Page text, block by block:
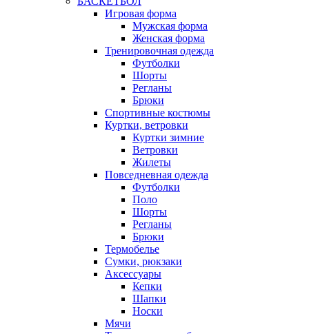
Игровая форма
Мужская форма
Женская форма
Тренировочная одежда
Футболки
Шорты
Регланы
Брюки
Спортивные костюмы
Куртки, ветровки
Куртки зимние
Ветровки
Жилеты
Повседневная одежда
Футболки
Поло
Шорты
Регланы
Брюки
Термобелье
Сумки, рюкзаки
Аксессуары
Кепки
Шапки
Носки
Мячи